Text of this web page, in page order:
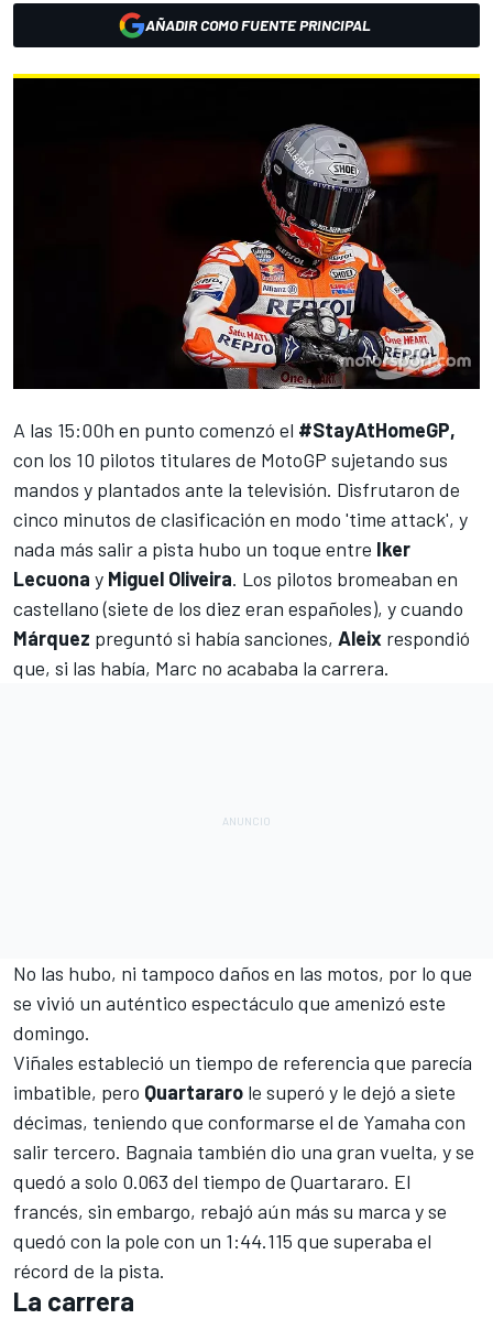
AÑADIR COMO FUENTE PRINCIPAL
A las 15:00h en punto comenzó el #StayAtHomeGP,
con los 10 pilotos titulares de MotoGP sujetando sus
mandos y plantados ante la televisión. Disfrutaron de
cinco minutos de clasificación en modo 'time attack', y
nada más salir a pista hubo un toque entre Iker
Lecuona y Miguel Oliveira. Los pilotos bromeaban en
castellano (siete de los diez eran españoles), y cuando
Márquez preguntó si había sanciones, Aleix respondió
que, si las había, Marc no acababa la carrera.
No las hubo, ni tampoco daños en las motos, por lo que
se vivió un auténtico espectáculo que amenizó este
domingo.
Viñales estableció un tiempo de referencia que parecía
imbatible, pero Quartararo le superó y le dejó a siete
décimas, teniendo que conformarse el de Yamaha con
salir tercero. Bagnaia también dio una gran vuelta, y se
quedó a solo 0.063 del tiempo de Quartararo. El
francés, sin embargo, rebajó aún más su marca y se
quedó con la pole con un 1:44.115 que superaba el
récord de la pista.
La carrera